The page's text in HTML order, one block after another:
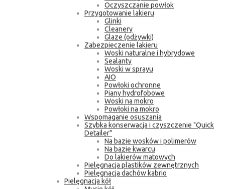
Oczyszczanie powłok
Przygotowanie lakieru
Glinki
Cleanery
Glaze (odżywki)
Zabezpieczenie lakieru
Woski naturalne i hybrydowe
Sealanty
Woski w sprayu
AIO
Powłoki ochronne
Piany hydrofobowe
Woski na mokro
Powłoki na mokro
Wspomaganie osuszania
Szybka konserwacja i czyszczenie "Quick
Detailer"
Na bazie wosków i polimerów
Na bazie kwarcu
Do lakierów matowych
Pielęgnacja plastików zewnętrznych
Pielęgnacja dachów kabrio
Pielęgnacja kół